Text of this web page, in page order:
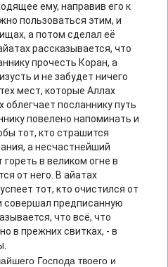
ему, направив его к
пользоваться этим, и
а потом сделал её
рассказывается, что
прочесть Коран, а
и не забудет ничего
мест, которые Аллах
посланнику путь
повелено напоминать и
тот, кто страшится
а несчастнейший
в великом огне в
от него. В айатах
тот, кто очистился от
совершал предписанную
что всё, что
в прежних свитках, - в
Господа твоего и